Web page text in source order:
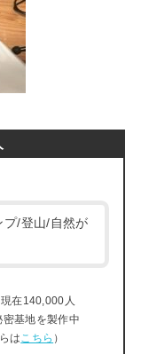
プ/登山/自然が
現在140,000人
基地を製作中
は こちら ）